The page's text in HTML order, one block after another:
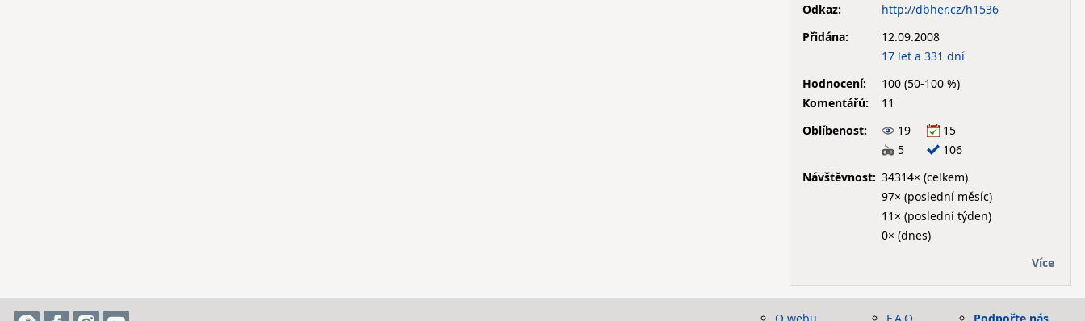
Odkaz:
http://dbher.cz/h1536
Přidána:
12.09.2008
17 let a 331 dní
Hodnocení:
100 (50-100 %)
Komentářů:
11
Oblíbenost:
19
15
5
106
Návštěvnost: 34314× (celkem)
97× (poslední měsíc)
11× (poslední týden)
0× (dnes)
Více